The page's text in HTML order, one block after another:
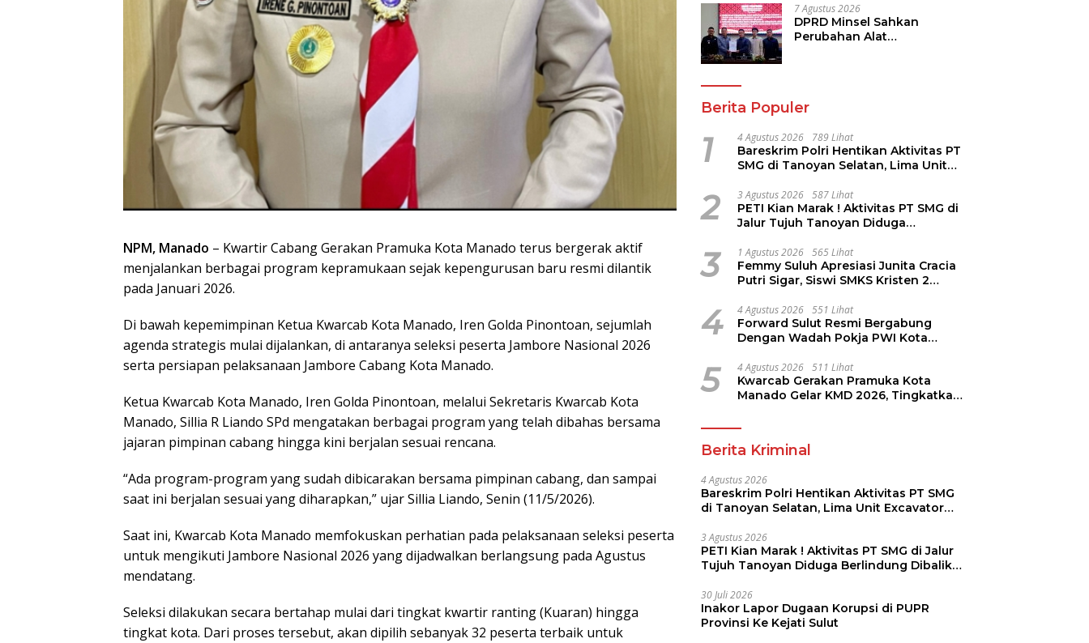
NPM, Manado – Kwartir Cabang Gerakan Pramuka Kota Manado terus bergerak aktif
menjalankan berbagai program kepramukaan sejak kepengurusan baru resmi dilantik
pada Januari 2026.
Di bawah kepemimpinan Ketua Kwarcab Kota Manado, Iren Golda Pinontoan, sejumlah
agenda strategis mulai dijalankan, di antaranya seleksi peserta Jambore Nasional 2026
serta persiapan pelaksanaan Jambore Cabang Kota Manado.
Ketua Kwarcab Kota Manado, Iren Golda Pinontoan, melalui Sekretaris Kwarcab Kota
Manado, Sillia R Liando SPd mengatakan berbagai program yang telah dibahas bersama
jajaran pimpinan cabang hingga kini berjalan sesuai rencana.
“Ada program-program yang sudah dibicarakan bersama pimpinan cabang, dan sampai
saat ini berjalan sesuai yang diharapkan,” ujar Sillia Liando, Senin (11/5/2026).
Saat ini, Kwarcab Kota Manado memfokuskan perhatian pada pelaksanaan seleksi peserta
untuk mengikuti Jambore Nasional 2026 yang dijadwalkan berlangsung pada Agustus
mendatang.
Seleksi dilakukan secara bertahap mulai dari tingkat kwartir ranting (Kuaran) hingga
tingkat kota. Dari proses tersebut, akan dipilih sebanyak 32 peserta terbaik untuk
7 Agustus 2026
DPRD Minsel Sahkan
Perubahan Alat
Berita Populer
1 4 Agustus 2026 789 Lihat
Bareskrim Polri Hentikan Aktivitas PT
SMG di Tanoyan Selatan, Lima Unit
2 3 Agustus 2026 587 Lihat
PETI Kian Marak ! Aktivitas PT SMG di
Jalur Tujuh Tanoyan Diduga
3 1 Agustus 2026 565 Lihat
Femmy Suluh Apresiasi Junita Cracia
Putri Sigar, Siswi SMKS Kristen 2
Dikmen Nasional 2026
4 4 Agustus 2026 551 Lihat
Forward Sulut Resmi Bergabung
Dengan Wadah Pokja PWI Kota
5 4 Agustus 2026 511 Lihat
Kwarcab Gerakan Pramuka Kota
Manado Gelar KMD 2026, Tingkatkan
Pramuka
Berita Kriminal
4 Agustus 2026
Bareskrim Polri Hentikan Aktivitas PT SMG
di Tanoyan Selatan, Lima Unit Excavator
3 Agustus 2026
PETI Kian Marak ! Aktivitas PT SMG di Jalur
Tujuh Tanoyan Diduga Berlindung Dibalik
30 Juli 2026
Inakor Lapor Dugaan Korupsi di PUPR
Provinsi Ke Kejati Sulut